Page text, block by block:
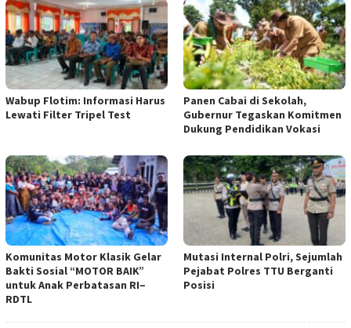
Wabup Flotim: Informasi Harus
Lewati Filter Tripel Test
Panen Cabai di Sekolah,
Gubernur Tegaskan Komitmen
Dukung Pendidikan Vokasi
Komunitas Motor Klasik Gelar
Bakti Sosial “MOTOR BAIK”
untuk Anak Perbatasan RI–
RDTL
Mutasi Internal Polri, Sejumlah
Pejabat Polres TTU Berganti
Posisi